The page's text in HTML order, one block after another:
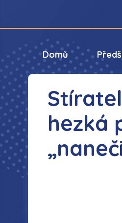
Domů
hezká